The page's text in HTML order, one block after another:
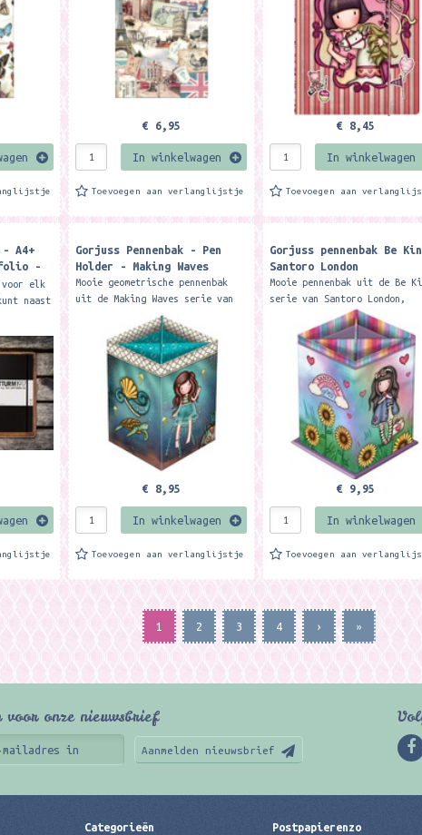
€ 6,95
In winkelwagen
Toevoegen aan verlanglijstje
€ 8,45
In winkelwagen
Toevoegen aan
A4+
-
elk
naast
Gorjuss Pennenbak - Pen
Holder - Making Waves
Mooie geometrische pennenbak
uit de Making Waves serie van
Santoro London, Gemaakt van
zeer stevig karton. Formaat:
ca. 12 x 12 x 12 cm. Merk:...
€ 8,95
In winkelwagen
Toevoegen aan verlanglijstje
Gorjuss pennenbak Be
Santoro London
Mooie pennenbak uit de Be
serie van Santoro London,
Gemaakt van zeer stevig
Description A desk essential,
keep all your pens,...
€ 9,95
In winkelwagen
Toevoegen aan
1 2 3 4 › »
onze nieuwsbrief
Aanmelden nieuwsbrief
Categorieën Postpapierenzo